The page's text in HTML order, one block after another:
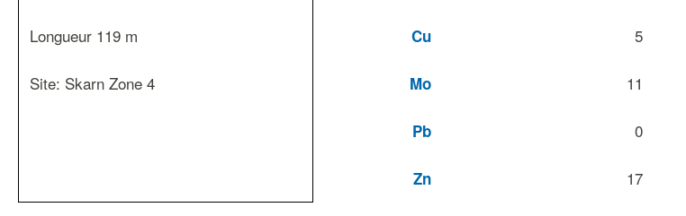
Longueur 119 m Cu 5
Site: Skarn Zone 4 Mo 11
Pb 0
Zn 17